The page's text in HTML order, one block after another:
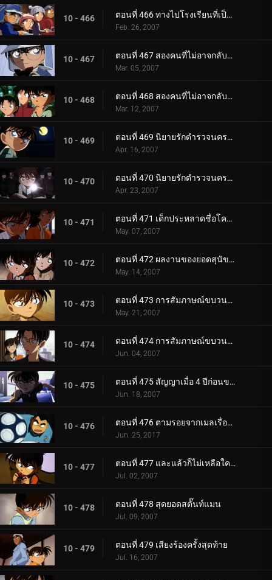
10 - 466 ตอนที่ 466 ทางไปโรงเรียนที่เป็นความลับสุดยอด (ตอนจบ)
Feb. 26, 2007
10 - 467 ตอนที่ 467 สองคนที่ไม่อาจกลับไปเป็นเหมือนเดิม (ตอนแรก)
Mar. 05, 2007
10 - 468 ตอนที่ 468 สองคนที่ไม่อาจกลับไปเป็นเหมือนเดิม (ตอนจบ)
Mar. 12, 2007
10 - 469 ตอนที่ 469 นิยายรักตำรวจนครบาล ภาค 7 (ตอนแรก)
Apr. 16, 2007
10 - 470 ตอนที่ 470 นิยายรักตำรวจนครบาล ภาค 7 (ตอนจบ)
Apr. 23, 2007
10 - 471 ตอนที่ 471 เด็กประหลาดชื่อโคนัน
May. 07, 2007
10 - 472 ตอนที่ 472 ผลงานของยอดสุนัขคูร์
May. 14, 2007
10 - 473 ตอนที่ 473 การสัมภาษณ์ขบวนการนักสืบเยาวชน (ตอนแรก)
May. 21, 2007
10 - 474 ตอนที่ 474 การสัมภาษณ์ขบวนการนักสืบเยาวชน (ตอนจบ)
Jun. 04, 2007
10 - 475 ตอนที่ 475 สัญญาเมื่อ 4 ปีก่อนของอุเอโตะ อายะ กับ ชินอิจิ
Jun. 18, 2007
10 - 476 ตอนที่ 476 ตามรอยจากเมลเรื่องปลา
Jun. 25, 2017
10 - 477 ตอนที่ 477 และแล้วก็ไม่เหลือใครอีกเลย
Jul. 02, 2007
10 - 478 ตอนที่ 478 สุดยอดสตั๊นท์แมน
Jul. 09, 2007
10 - 479 ตอนที่ 479 เสียงร้องครั้งสุดท้าย
Jul. 16, 2007